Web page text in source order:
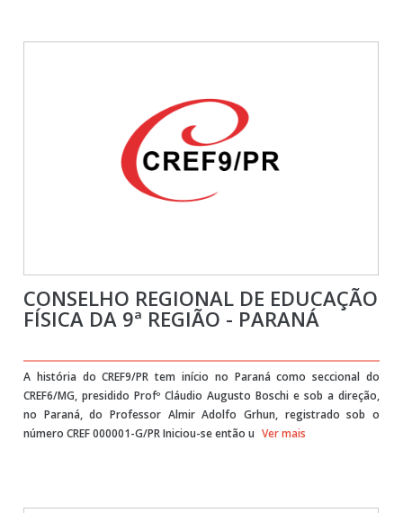
CONSELHO REGIONAL DE EDUCAÇÃO
FÍSICA DA 9ª REGIÃO - PARANÁ
A história do CREF9/PR tem início no Paraná como seccional do
CREF6/MG, presidido Profº Cláudio Augusto Boschi e sob a direção,
no Paraná, do Professor Almir Adolfo Grhun, registrado sob o
número CREF 000001-G/PR Iniciou-se então u Ver mais